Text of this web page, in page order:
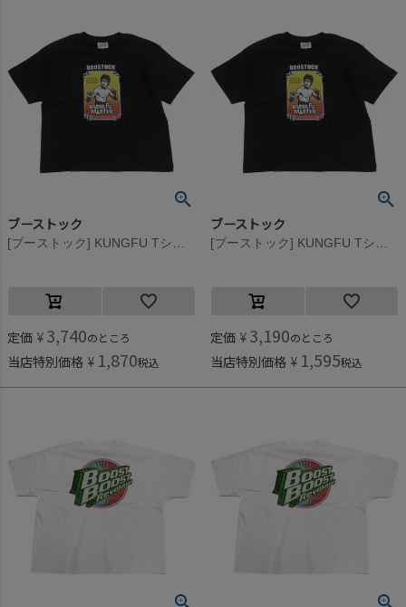
ブーストック
定価 ¥ 3,740のところ
当店特別価格 ¥ 1,870税込
ブーストック
定価 ¥ 3,190のところ
当店特別価格 ¥ 1,595税込